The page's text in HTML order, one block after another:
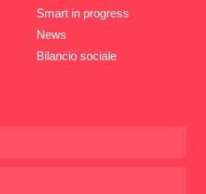
Smart in progress
News
Bilancio sociale